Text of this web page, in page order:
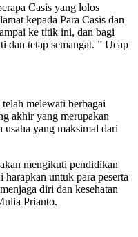
Casis yang lolos
kepada Para Casis dan
ke titik ini, dan bagi
dan tetap semangat. ” Ucap
melewati berbagai
akhir yang merupakan
usaha yang maksimal dari
mengikuti pendidikan
untuk para peserta
diri dan kesehatan
Prianto.